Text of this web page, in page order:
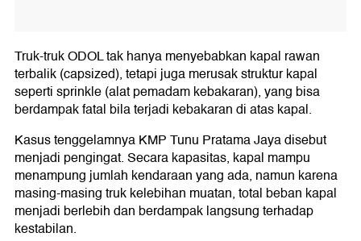
Truk-truk ODOL tak hanya menyebabkan kapal rawan
terbalik (capsized), tetapi juga merusak struktur kapal
seperti sprinkle (alat pemadam kebakaran), yang bisa
berdampak fatal bila terjadi kebakaran di atas kapal.
Kasus tenggelamnya KMP Tunu Pratama Jaya disebut
menjadi pengingat. Secara kapasitas, kapal mampu
menampung jumlah kendaraan yang ada, namun karena
masing-masing truk kelebihan muatan, total beban kapal
menjadi berlebih dan berdampak langsung terhadap
kestabilan.